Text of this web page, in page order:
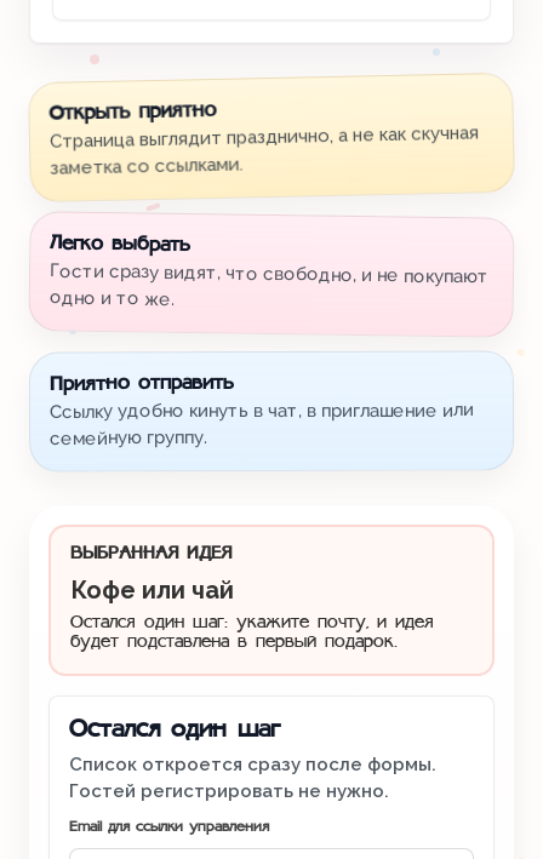
Открыть приятно
Страница выглядит празднично, а не как скучная
заметка со ссылками.
Легко выбрать
Гости сразу видят, что свободно, и не покупают
одно и то же.
Приятно отправить
Ссылку удобно кинуть в чат, в приглашение или
семейную группу.
ВЫБРАННАЯ ИДЕЯ
Кофе или чай
Остался один шаг: укажите почту, и идея
будет подставлена в первый подарок.
Остался один шаг
Список откроется сразу после формы.
Гостей регистрировать не нужно.
Email для ссылки управления